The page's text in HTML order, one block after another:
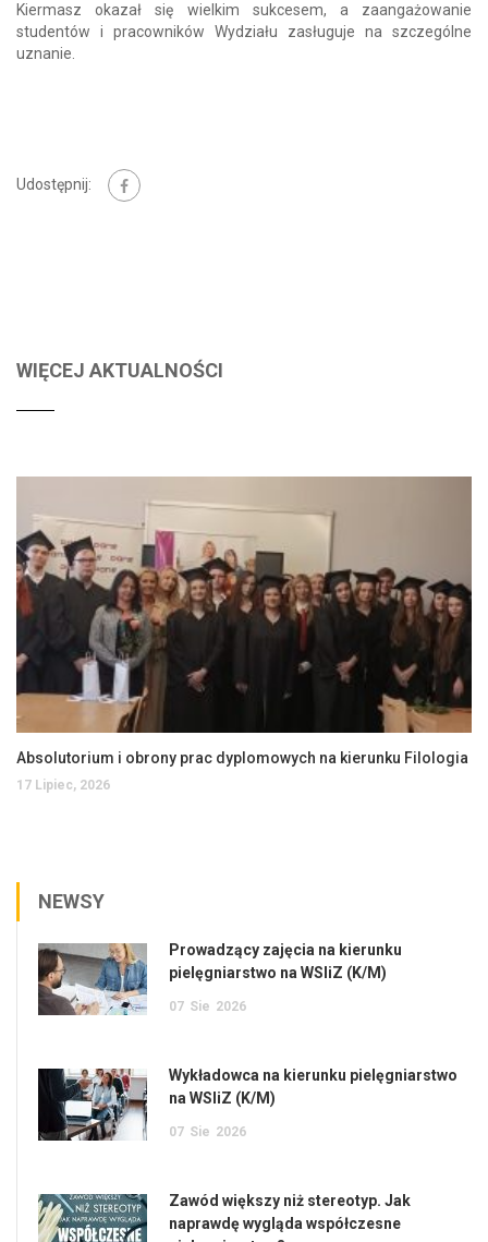
Kiermasz okazał się wielkim sukcesem, a zaangażowanie
studentów i pracowników Wydziału zasługuje na szczególne
uznanie.
Udostępnij:
WIĘCEJ AKTUALNOŚCI
Absolutorium i obrony prac dyplomowych na kierunku Filologia
17 Lipiec, 2026
NEWSY
Prowadzący zajęcia na kierunku
pielęgniarstwo na WSIiZ (K/M)
07 Sie 2026
Wykładowca na kierunku pielęgniarstwo
na WSIiZ (K/M)
07 Sie 2026
Zawód większy niż stereotyp. Jak
naprawdę wygląda współczesne